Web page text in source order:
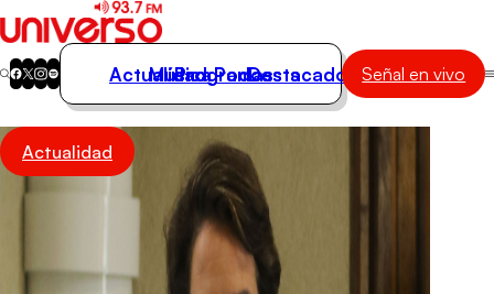
Actualidad
Música
Programas
Actualidad
Música
Programas
Podcasts
Destacados Señal en vivo
Actualidad